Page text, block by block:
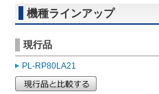
機種ラインアップ
現行品
PL-RP80LA21